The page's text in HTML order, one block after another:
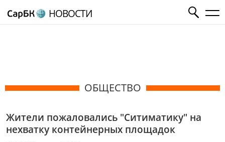
НОВОСТИ
ОБЩЕСТВО
Жители пожаловались "Ситиматику" на
нехватку контейнерных площадок